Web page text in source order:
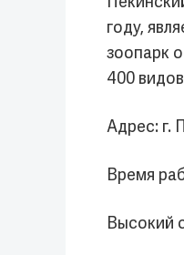
году,
зоопарк
400
Адрес: г.
Время
Высокий